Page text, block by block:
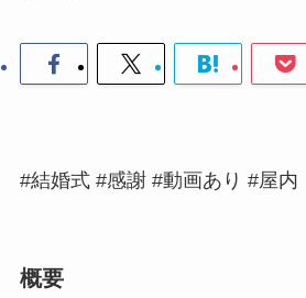
#結婚式 #感謝 #動画あり #屋内
概要